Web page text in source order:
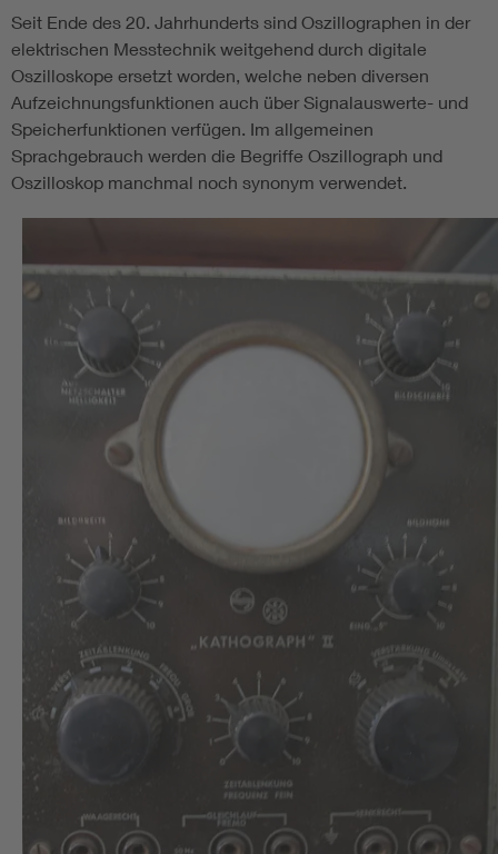
Seit Ende des 20. Jahrhunderts sind Oszillographen in der
elektrischen Messtechnik weitgehend durch digitale
Oszilloskope ersetzt worden, welche neben diversen
Aufzeichnungsfunktionen auch über Signalauswerte- und
Speicherfunktionen verfügen. Im allgemeinen
Sprachgebrauch werden die Begriffe Oszillograph und
Oszilloskop manchmal noch synonym verwendet.